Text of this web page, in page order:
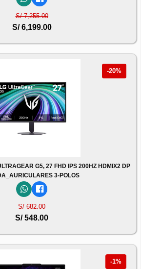
S/ 7,255.00
S/ 6,199.00
-20%
G5, 27 FHD IPS 200HZ HDMIX2 DP
3-POLOS
S/ 682.00
S/ 548.00
-1%